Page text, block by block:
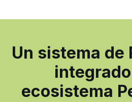
Un sistema de
ecosistema